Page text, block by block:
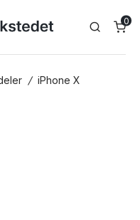
Search
0
/ iPhone X